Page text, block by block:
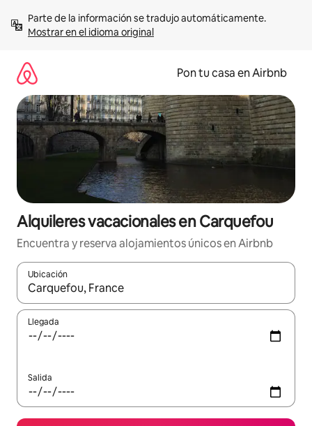
contenidoMostrar en el idioma original
Pon tu casa en Airbnb
Alquileres vacacionales en Carquefou
Encuentra y reserva alojamientos únicos en Airbnb
Ubicación
Cuando los resultados estén disponibles, navega con las
Llegada
Salida